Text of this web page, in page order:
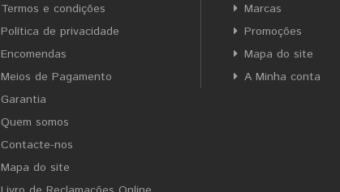
Termos e condições
Política de privacidade
Encomendas
Meios de Pagamento
Garantia
Quem somos
Contacte-nos
Mapa do site
Marcas
Promoções
Mapa do site
A Minha conta